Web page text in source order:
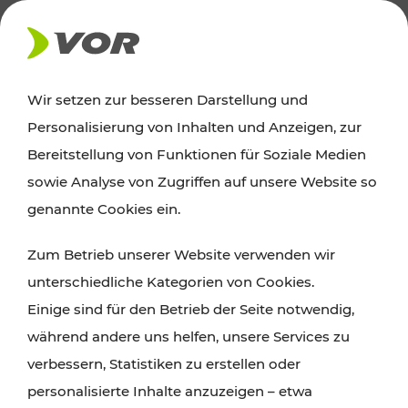
PRESSE
14.12.2023
VOR Flex Mostviertel West am
Erfolgsweg
Kommen, wann man sie braucht: VOR
Flex Anrufsammeltaxis im westlichen
Mostviertel ergänzen seit Juli 2023 den
öffentlichen Linienverkehr
Wir setzen zur besseren Darstellung und
Personalisierung von Inhalten und Anzeigen, zur
Bereitstellung von Funktionen für Soziale Medien
sowie Analyse von Zugriffen auf unsere Website so
genannte Cookies ein.
Zum Betrieb unserer Website verwenden wir
unterschiedliche Kategorien von Cookies.
Einige sind für den Betrieb der Seite notwendig,
während andere uns helfen, unsere Services zu
verbessern, Statistiken zu erstellen oder
personalisierte Inhalte anzuzeigen – etwa